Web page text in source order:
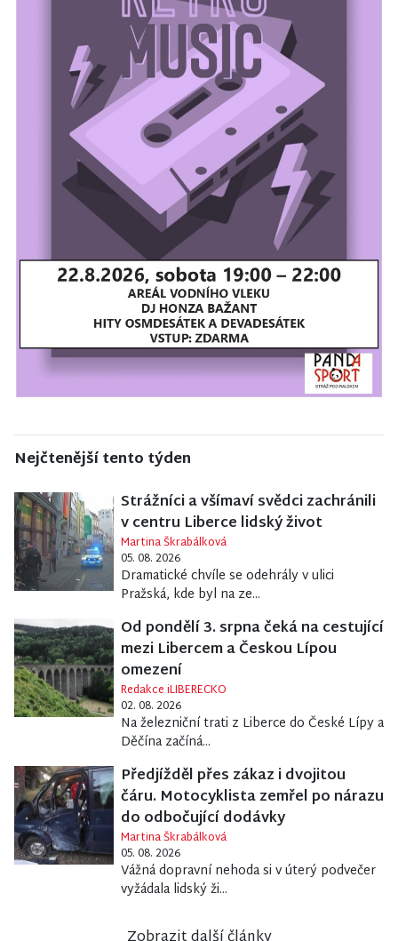
Nejčtenější tento týden
Strážníci a všímaví svědci zachránili
v centru Liberce lidský život
Martina Škrabálková
05. 08. 2026
Dramatické chvíle se odehrály v ulici
Pražská, kde byl na ze...
Od pondělí 3. srpna čeká na cestující
mezi Libercem a Českou Lípou
omezení
Redakce iLIBERECKO
02. 08. 2026
Na železniční trati z Liberce do České Lípy a
Děčína začíná...
Předjížděl přes zákaz i dvojitou
čáru. Motocyklista zemřel po nárazu
do odbočující dodávky
Martina Škrabálková
05. 08. 2026
Vážná dopravní nehoda si v úterý podvečer
vyžádala lidský ži...